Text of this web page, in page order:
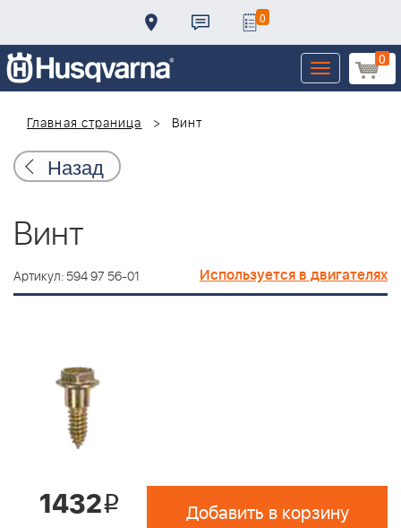
0
0
Toggle
navigation
Главная страница
Винт
Назад
Винт
Артикул: 594 97 56-01 Используется в двигателях
1432i Добавить в корзину